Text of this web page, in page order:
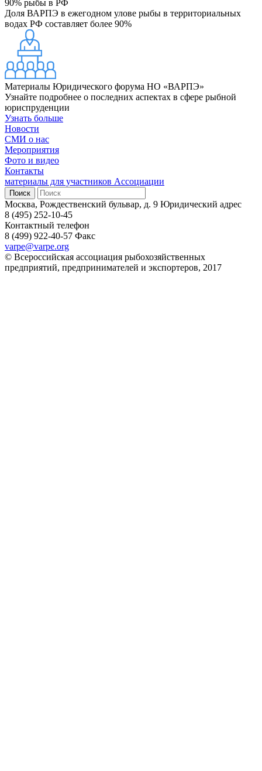
90% рыбы в РФ
Доля ВАРПЭ в ежегодном улове рыбы в территориальных
водах РФ составляет более 90%
Материалы Юридического форума НО «ВАРПЭ»
Узнайте подробнее о последних аспектах в сфере рыбной
юриспруденции
Узнать больше
Новости
СМИ о нас
Мероприятия
Фото и видео
Контакты
материалы для участников Ассоциации
Москва, Рождественский бульвар, д. 9 Юридический адрес
8 (495) 252-10-45
Контактный телефон
8 (499) 922-40-57 Факс
varpe@varpe.org
© Всероссийская ассоциация рыбохозяйственных
предприятий, предпринимателей и экспортеров, 2017